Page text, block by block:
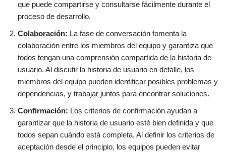
que puede compartirse y consultarse fácilmente durante el
proceso de desarrollo.
Colaboración: La fase de conversación fomenta la
colaboración entre los miembros del equipo y garantiza que
todos tengan una comprensión compartida de la historia de
usuario. Al discutir la historia de usuario en detalle, los
miembros del equipo pueden identificar posibles problemas y
dependencias, y trabajar juntos para encontrar soluciones.
Confirmación: Los criterios de confirmación ayudan a
garantizar que la historia de usuario esté bien definida y que
todos sepan cuándo está completa. Al definir los criterios de
aceptación desde el principio, los equipos pueden evitar